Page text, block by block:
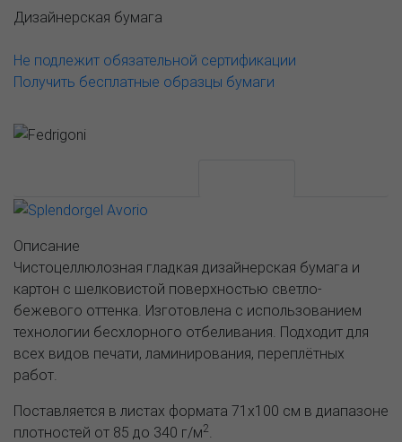
Дизайнерская бумага
Не подлежит обязательной сертификации
Получить бесплатные образцы бумаги
Описание
Чистоцеллюлозная гладкая дизайнерская бумага и
картон с шелковистой поверхностью светло-
бежевого оттенка. Изготовлена с использованием
технологии бесхлорного отбеливания. Подходит для
всех видов печати, ламинирования, переплётных
работ.
Поставляется в листах формата 71х100 см в диапазоне
плотностей от 85 до 340 г/м2